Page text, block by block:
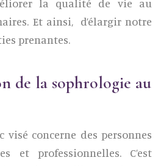
la qualité de vie au
Et ainsi, d’élargir notre
prenantes.
de la sophrologie au
visé concerne des personnes
et professionnelles. C’est